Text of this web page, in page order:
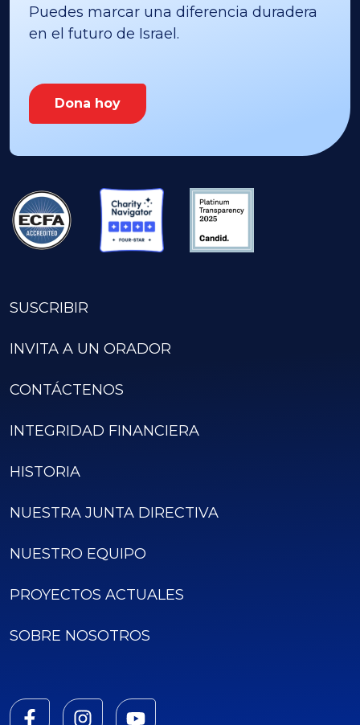
Puedes marcar una diferencia duradera
en el futuro de Israel.
Dona hoy
SUSCRIBIR
INVITA A UN ORADOR
CONTÁCTENOS
INTEGRIDAD FINANCIERA
HISTORIA
NUESTRA JUNTA DIRECTIVA
NUESTRO EQUIPO
PROYECTOS ACTUALES
SOBRE NOSOTROS